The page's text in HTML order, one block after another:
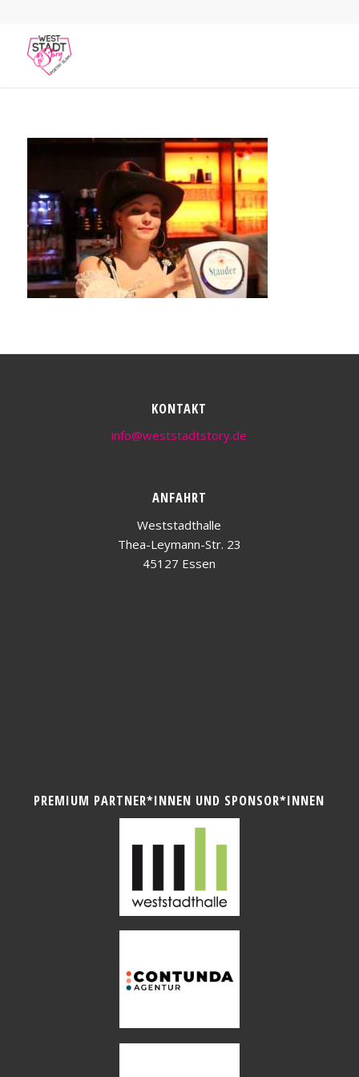
KONTAKT
info@weststadtstory.de
ANFAHRT
Weststadthalle
Thea-Leymann-Str. 23
45127 Essen
PREMIUM PARTNER*INNEN UND SPONSOR*INNEN